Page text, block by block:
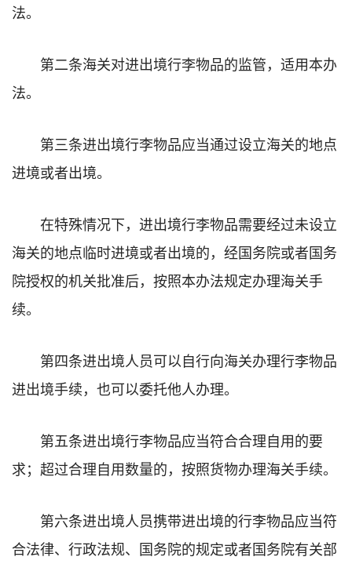
法。
第二条海关对进出境行李物品的监管，适用本办
法。
第三条进出境行李物品应当通过设立海关的地点
进境或者出境。
在特殊情况下，进出境行李物品需要经过未设立
海关的地点临时进境或者出境的，经国务院或者国务
院授权的机关批准后，按照本办法规定办理海关手
续。
第四条进出境人员可以自行向海关办理行李物品
进出境手续，也可以委托他人办理。
第五条进出境行李物品应当符合合理自用的要
求；超过合理自用数量的，按照货物办理海关手续。
第六条进出境人员携带进出境的行李物品应当符
合法律、行政法规、国务院的规定或者国务院有关部